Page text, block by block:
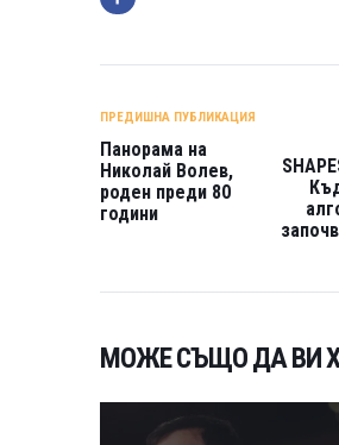
ПРЕДИШНА ПУБЛИКАЦИЯ
Панорама на
Николай Волев,
роден преди 80
години
МОЖЕ СЪЩО ДА ВИ